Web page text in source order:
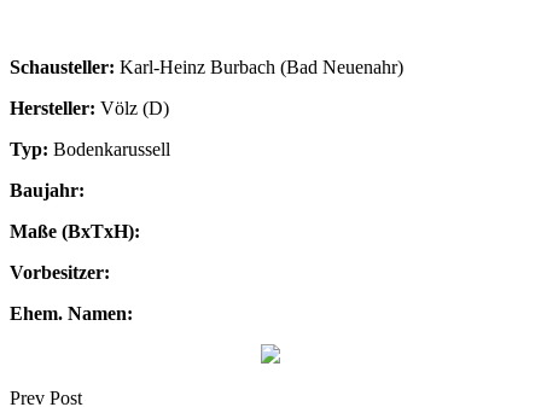
Schausteller: Karl-Heinz Burbach (Bad Neuenahr)
Hersteller: Völz (D)
Typ: Bodenkarussell
Baujahr:
Maße (BxTxH):
Vorbesitzer:
Ehem. Namen:
Prev Post